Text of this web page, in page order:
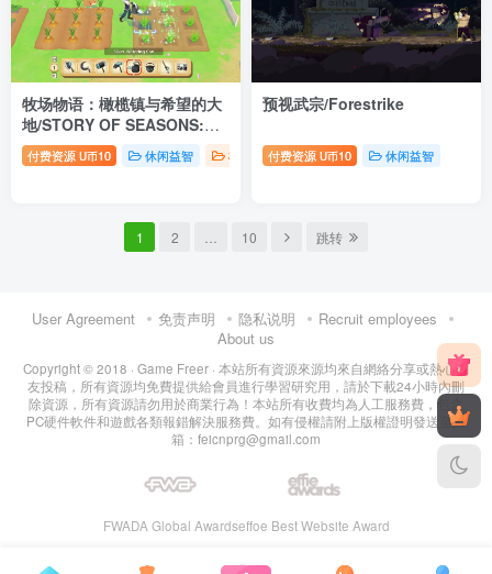
牧场物语：橄榄镇与希望的大
地/STORY OF SEASONS:
Pioneers of Olive Town
（更
新2.37版+全DLC）
付费资源 U币10 休闲益智 模拟经营
预视武宗/Forestrike
付费资源 U币10 休闲益智
1 2 10 跳转
User Agreement 免责声明 隐私说明
Recruit employees
About us
Copyright © 2018 · Game Freer · 本站所有資源來源均來自網絡分享或熱心網
友投稿，所有資源均免費提供給會員進行學習研究用，請於下載24小時內刪
除資源，所有資源請勿用於商業行為！本站所有收費均為人工服務費，包含
PC硬件軟件和遊戲各類報錯解決服務費。如有侵權請附上版權證明發送至郵
箱：feicnprg@gmail.com
FWADA Global Awardseffoe Best Website Award